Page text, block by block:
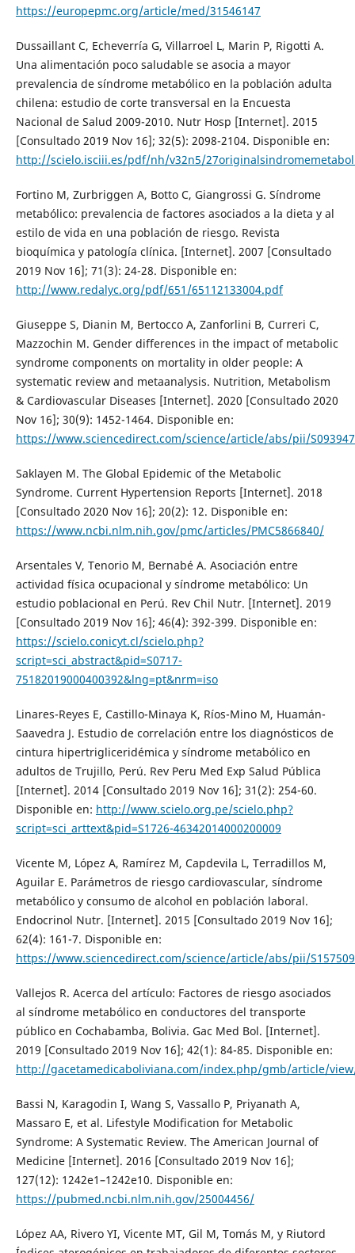
https://europepmc.org/article/med/31546147
Dussaillant C, Echeverría G, Villarroel L, Marin P, Rigotti A.
Una alimentación poco saludable se asocia a mayor
prevalencia de síndrome metabólico en la población adulta
chilena: estudio de corte transversal en la Encuesta
Nacional de Salud 2009-2010. Nutr Hosp [Internet]. 2015
[Consultado 2019 Nov 16]; 32(5): 2098-2104. Disponible en:
http://scielo.isciii.es/pdf/nh/v32n5/
Fortino M, Zurbriggen A, Botto C, Giangrossi G. Síndrome
metabólico: prevalencia de factores asociados a la dieta y al
estilo de vida en una población de riesgo. Revista
bioquímica y patología clínica. [Internet]. 2007 [Consultado
2019 Nov 16]; 71(3): 24-28. Disponible en:
http://www.redalyc.org/pdf/651/65112133004.pdf
Giuseppe S, Dianin M, Bertocco A, Zanforlini B, Curreri C,
Mazzochin M. Gender differences in the impact of metabolic
syndrome components on mortality in older people: A
systematic review and metaanalysis. Nutrition, Metabolism
& Cardiovascular Diseases [Internet]. 2020 [Consultado 2020
Nov 16]; 30(9): 1452-1464. Disponible en:
https://www.sciencedirect.com/science/article/abs/pii/
Saklayen M. The Global Epidemic of the Metabolic
Syndrome. Current Hypertension Reports [Internet]. 2018
[Consultado 2020 Nov 16]; 20(2): 12. Disponible en:
https://www.ncbi.nlm.nih.gov/pmc/articles/PMC5866840/
Arsentales V, Tenorio M, Bernabé A. Asociación entre
actividad física ocupacional y síndrome metabólico: Un
estudio poblacional en Perú. Rev Chil Nutr. [Internet]. 2019
[Consultado 2019 Nov 16]; 46(4): 392-399. Disponible en:
https://scielo.conicyt.cl/scielo.php?
script=sci_abstract&pid=S0717-
75182019000400392&lng=pt&nrm=iso
Linares-Reyes E, Castillo-Minaya K, Ríos-Mino M, Huamán-
Saavedra J. Estudio de correlación entre los diagnósticos de
cintura hipertrigliceridémica y síndrome metabólico en
adultos de Trujillo, Perú. Rev Peru Med Exp Salud Pública
[Internet]. 2014 [Consultado 2019 Nov 16]; 31(2): 254-60.
Disponible en: http://www.scielo.org.pe/scielo.php?
script=sci_arttext&pid=S1726-46342014000200009
Vicente M, López A, Ramírez M, Capdevila L, Terradillos M,
Aguilar E. Parámetros de riesgo cardiovascular, síndrome
metabólico y consumo de alcohol en población laboral.
Endocrinol Nutr. [Internet]. 2015 [Consultado 2019 Nov 16];
62(4): 161-7. Disponible en:
https://www.sciencedirect.com/science/article/abs/pii/
Vallejos R. Acerca del artículo: Factores de riesgo asociados
al síndrome metabólico en conductores del transporte
público en Cochabamba, Bolivia. Gac Med Bol. [Internet].
2019 [Consultado 2019 Nov 16]; 42(1): 84-85. Disponible en:
http://gacetamedicaboliviana.com/index.php/gmb/article/
Bassi N, Karagodin I, Wang S, Vassallo P, Priyanath A,
Massaro E, et al. Lifestyle Modification for Metabolic
Syndrome: A Systematic Review. The American Journal of
Medicine [Internet]. 2016 [Consultado 2019 Nov 16];
127(12): 1242e1–1242e10. Disponible en:
https://pubmed.ncbi.nlm.nih.gov/25004456/
López AA, Rivero YI, Vicente MT, Gil M, Tomás M, y Riutord